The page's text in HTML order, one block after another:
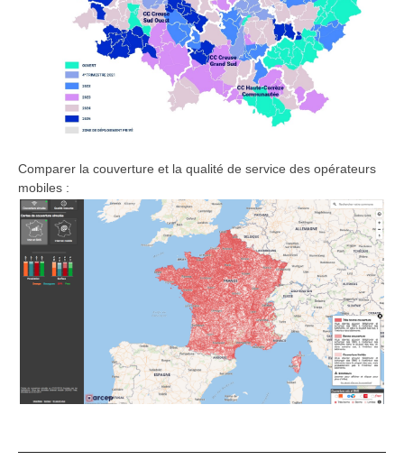
Comparer la couverture et la qualité de service des opérateurs
mobiles :